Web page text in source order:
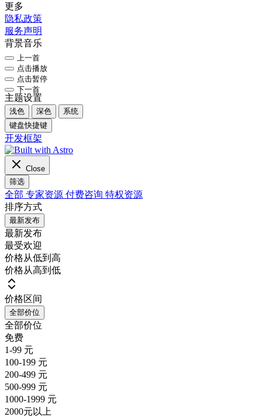
更多
隐私政策
服务声明
背景音乐
上一首
点击播放
点击暂停
下一首
主题设置
浅色 深色
系统
键盘快捷键
开发框架
Close
筛选
全部 专家资源 付费咨询 特权资源
排序方式
最新发布
最新发布
最受欢迎
价格从低到高
价格从高到低
价格区间
全部价位
全部价位
免费
1-99 元
100-199 元
200-499 元
500-999 元
1000-1999 元
2000元以上